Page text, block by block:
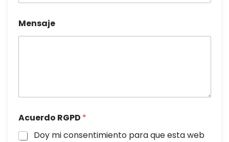
Mensaje
Acuerdo RGPD *
Doy mi consentimiento para que esta web